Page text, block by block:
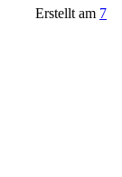
Erstellt am 7